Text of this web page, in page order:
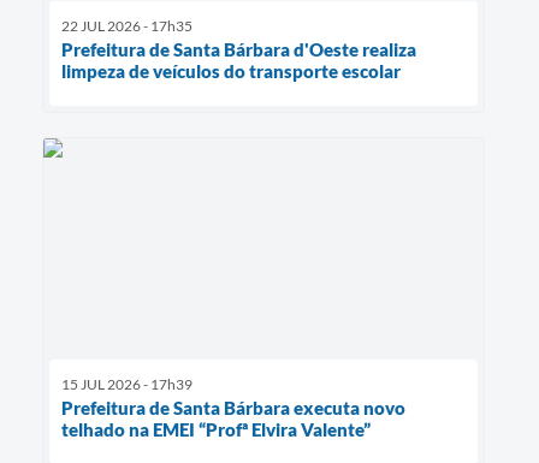
22 JUL 2026 - 17h35
Prefeitura de Santa Bárbara d'Oeste realiza
limpeza de veículos do transporte escolar
15 JUL 2026 - 17h39
Prefeitura de Santa Bárbara executa novo
telhado na EMEI “Profª Elvira Valente”